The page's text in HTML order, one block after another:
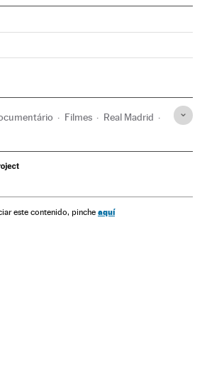
en Instagram
Brasil en Twitter
País Brasil en Facebook
Filmes Real Madrid
este contenido, pinche aquí